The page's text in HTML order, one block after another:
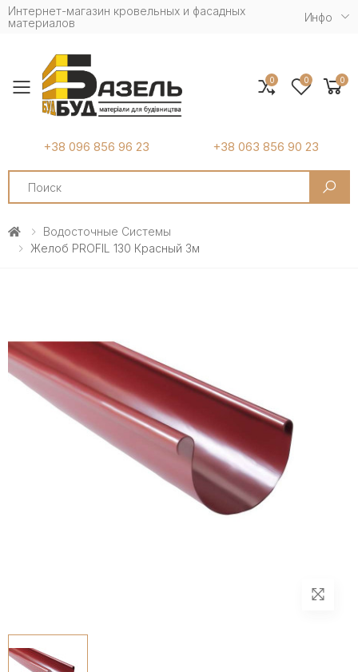
Интернет-магазин кровельных и фасадных
материалов
Инфо
Toggle mobile menu
+38 096 856 96 23 +38 063 856 90 23
Search
0 0 0
Водосточные Системы
Желоб PROFIL 130 Красный 3м